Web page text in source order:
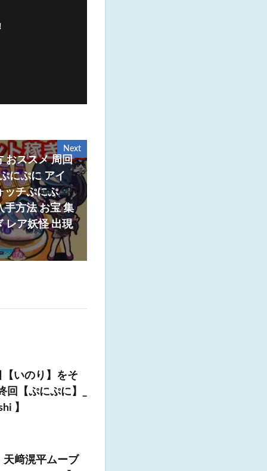
Next
おススメ 周回
にぷに アイ
ッチぷにぷ
手方法 お宝 集
レア妖怪 出現
いのり】をそ
【ぷにぷに】_
】
﨑滉平ムーブ